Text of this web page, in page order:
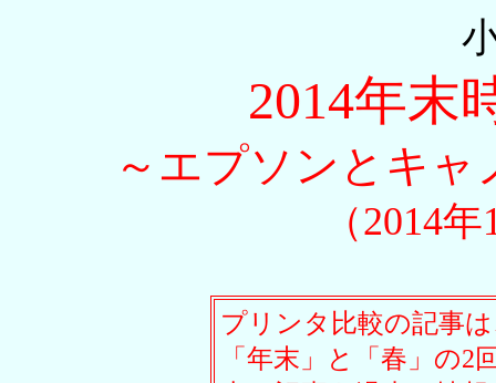
2014年末
～エプソンとキ
（2014
プリンタ比較の記事
「年末」と「春」の